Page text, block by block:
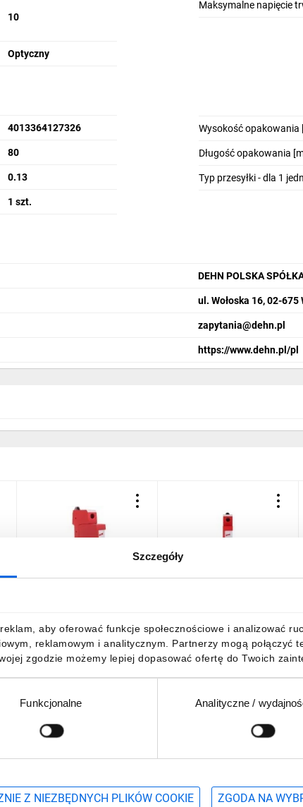
Szczegóły
aby oferować funkcje społecznościowe i analizować
reklamowym i analitycznym. Partnerzy mogą
zgodzie możemy lepiej dopasować ofertę do Twoich
Funkcjonalne Analityczne /
Z NIEZBĘDNYCH PLIKÓW COOKIE ZGODA NA
pionowych jako ochrona Typ 2
integracji z systemem nadzoru?
DEHNguard S 275 VA FM 95208?
przekroje przewodów (elastycznych i sztywnych) mieszczą
10
Optyczny
Maksymalne napięcie
4013364127326
80
0.13
1 szt.
Wysokość opakowania
Długość opakowania
Typ przesyłki - dla 1
DEHN POLSKA
ul. Wołoska 16, 02-675
zapytania@dehn.pl
https://www.dehn.pl/pl
iskiernikiem - brak prądu
upływu) DEHNguard S 275
VA FM 95208
646,25 złbrutto
iskiernikiem - brak prądu
upływu) DEHNguard S 275
VA 9520
569,35 złbrutto
DO KOSZYKA
promocjach i wyprzedażach